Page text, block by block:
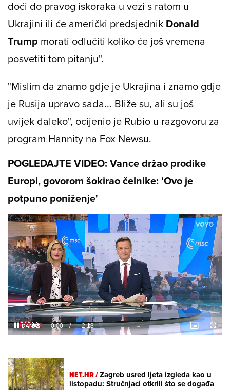
doći do pravog iskoraka u vezi s ratom u
Ukrajini ili će američki predsjednik Donald
Trump morati odlučiti koliko će još vremena
posvetiti tom pitanju".
"Mislim da znamo gdje je Ukrajina i znamo gdje
je Rusija upravo sada... Bliže su, ali su još
uvijek daleko", ocijenio je Rubio u razgovoru za
program Hannity na Fox Newsu.
POGLEDAJTE VIDEO: Vance držao prodike
Europi, govorom šokirao čelnike: 'Ovo je
potpuno poniženje'
Unmute /
Loaded:
10.74%
NET.HR /Zagreb usred ljeta izgleda kao u
listopadu: Stručnjaci otkrili što se događa